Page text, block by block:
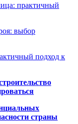
практичный
выбор
подход к
страны